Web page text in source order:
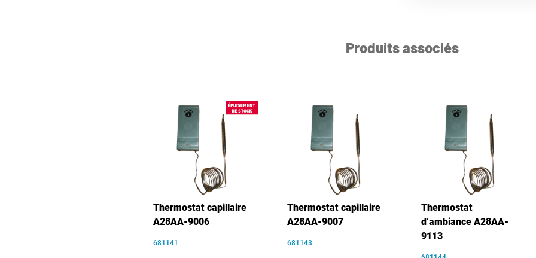
Produits associés
Thermostat capillaire
A28AA-9006
681141
Thermostat capillaire
A28AA-9007
681143
Thermostat
d’ambiance A28AA-
9113